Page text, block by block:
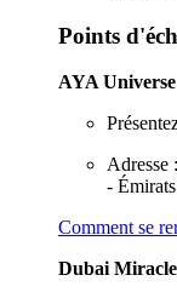
Points
AYA Universe
Adresse
-
Comment se
Dubai